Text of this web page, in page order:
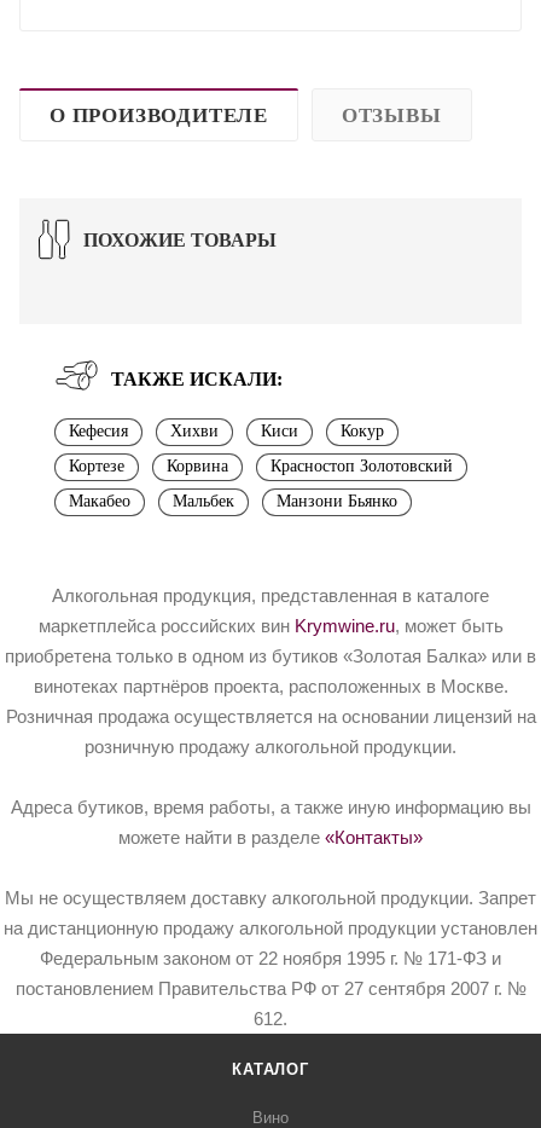
О ПРОИЗВОДИТЕЛЕ ОТЗЫВЫ
ПОХОЖИЕ ТОВАРЫ
ТАКЖЕ ИСКАЛИ:
Кефесия Хихви Киси
Кокур
Кортезе
Корвина
Красностоп Золотовский
Макабео
Мальбек Манзони Бьянко
Алкогольная продукция, представленная в каталоге
маркетплейса российских вин Krymwine.ru, может быть
приобретена только в одном из бутиков «Золотая Балка» или в
винотеках партнёров проекта, расположенных в Москве.
Розничная продажа осуществляется на основании лицензий на
розничную продажу алкогольной продукции.
Адреса бутиков, время работы, а также иную информацию вы
можете найти в разделе «Контакты»
Мы не осуществляем доставку алкогольной продукции. Запрет
на дистанционную продажу алкогольной продукции установлен
Федеральным законом от 22 ноября 1995 г. № 171-ФЗ и
постановлением Правительства РФ от 27 сентября 2007 г. №
612.
КАТАЛОГ
Вино